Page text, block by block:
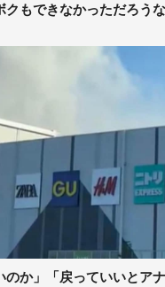
もできなかっただろうな
のか」「戻っていいとア